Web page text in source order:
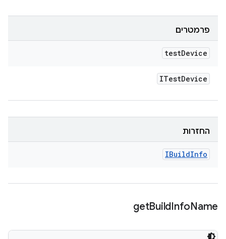
פרמטרים
testDevice
ITestDevice
החזרות
IBuildInfo
getBuildInfoName